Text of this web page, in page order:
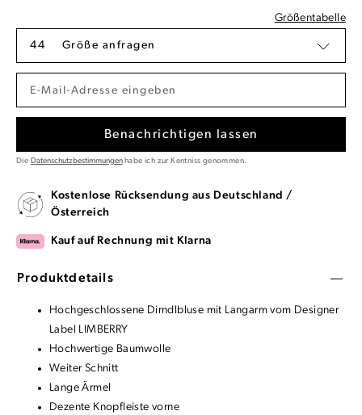
Größentabelle
44 Größe anfragen
Benachrichtigen lassen
Die Datenschutzbestimmungenhabe ich zur Kentniss genommen.
Kostenlose Rücksendung aus Deutschland /
Österreich
Kauf auf Rechnung mit Klarna
Produktdetails
Hochgeschlossene Dirndlbluse mit Langarm vom Designer
Label LIMBERRY
Hochwertige Baumwolle
Weiter Schnitt
Lange Ärmel
Dezente Knopfleiste vorne